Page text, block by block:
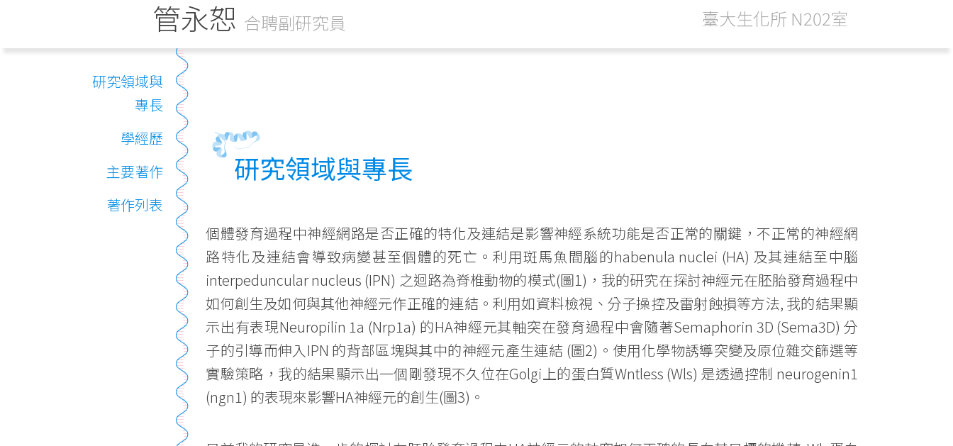
管永恕 合聘副研究員 臺大生化所 N202室
研究領域與
專長
學經歷
主要著作
著作列表
研究領域與專長
個體發育過程中神經網路是否正確的特化及連結是影響神經系統功能是否正常的關鍵，不正常的神經網
路特化及連結會導致病變甚至個體的死亡。利用斑馬魚間腦的habenula nuclei (HA) 及其連結至中腦
interpeduncular nucleus (IPN) 之迴路為脊椎動物的模式(圖1)，我的研究在探討神經元在胚胎發育過程中
如何創生及如何與其他神經元作正確的連結。利用如資料檢視、分子操控及雷射蝕損等方法, 我的結果顯
示出有表現Neuropilin 1a (Nrp1a) 的HA神經元其軸突在發育過程中會隨著Semaphorin 3D (Sema3D) 分
子的引導而伸入IPN 的背部區塊與其中的神經元產生連結 (圖2)。使用化學物誘導突變及原位雜交篩選等
實驗策略，我的結果顯示出一個剛發現不久位在Golgi上的蛋白質Wntless (Wls) 是透過控制 neurogenin1
(ngn1) 的表現來影響HA神經元的創生(圖3)。